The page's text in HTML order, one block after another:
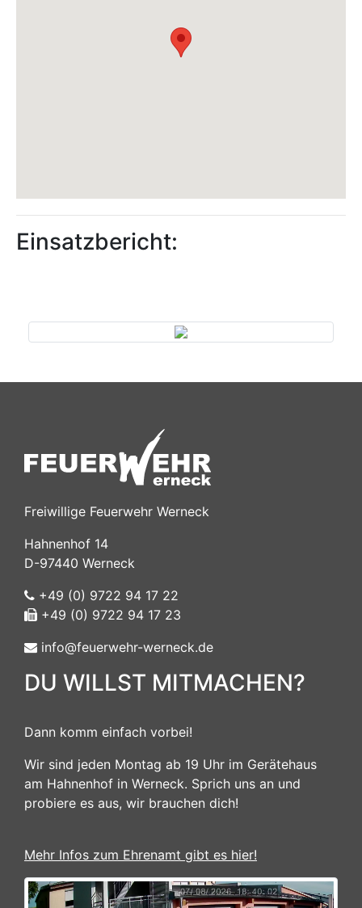
Einsatzbericht:
Previous Next
Freiwillige Feuerwehr Werneck
Hahnenhof 14
D-97440 Werneck
+49 (0) 9722 94 17 22
+49 (0) 9722 94 17 23
info@feuerwehr-werneck.de
DU WILLST MITMACHEN?
Dann komm einfach vorbei!
Wir sind jeden Montag ab 19 Uhr im Gerätehaus
am Hahnenhof in Werneck. Sprich uns an und
probiere es aus, wir brauchen dich!
Mehr Infos zum Ehrenamt gibt es hier!